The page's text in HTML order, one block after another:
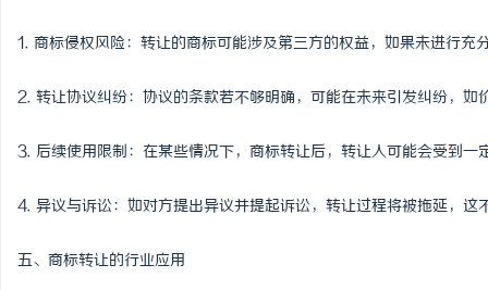
1. 商标侵权风险：转让的商标可能涉及第三方的权益，如果未进行
2. 转让协议纠纷：协议的条款若不够明确，可能在未来引发纠纷，如
3. 后续使用限制：在某些情况下，商标转让后，转让人可能会受到一
4. 异议与诉讼：如对方提出异议并提起诉讼，转让过程将被拖延，这
五、商标转让的行业应用